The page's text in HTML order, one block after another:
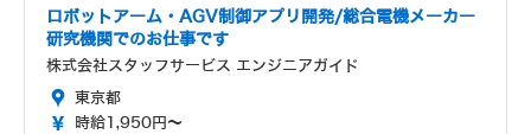
ロボットアーム・AGV制御アプリ開発/総合電機メーカー
研究機関でのお仕事です
株式会社スタッフサービス エンジニアガイド
東京都
時給1,950円～